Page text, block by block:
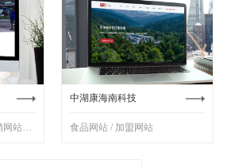
模型制作公司 / 品牌营销网站制作
中湖康海南科技
食品网站 / 加盟网站